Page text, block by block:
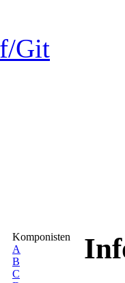
Git
Komponisten
A
B
C